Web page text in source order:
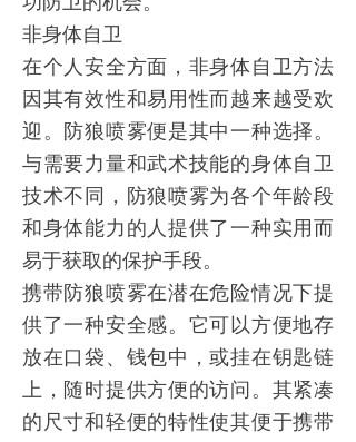
非身体自卫
在个人安全方面，非身体自卫方法
因其有效性和易用性而越来越受欢
迎。
防狼喷雾便是其中一种选择。
与需要力量和武术技能的身体自卫
技术不同， 防狼喷雾为各个年龄段
和身体能力的人提供了一种实用而
易于获取的保护手段。
携带 防狼喷雾在潜在危险情况下提
供了一种安全感。它可以方便地存
放在口袋、钱包中，或挂在钥匙链
上，随时提供方便的访问。其紧凑
的尺寸和轻便的特性使其便于携带